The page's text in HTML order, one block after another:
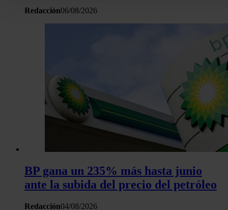
Puede cambiar o retirar su consentimiento en cualquier
la Declaración de cookies.
Las cookies de este sitio web se usan para personalizar el
y los anuncios, ofrecer funciones de redes sociales y
tráfico. Además, compartimos información sobre el uso que
sitio web con nuestros partners de redes sociales,
análisis web, quienes pueden combinarla con otra
haya proporcionado o que hayan recopilado a partir del uso
hecho de sus servicios.
Redacción06/08/2026
BP gana un 235% más hasta junio
ante la subida del precio del petróleo
Redacción04/08/2026